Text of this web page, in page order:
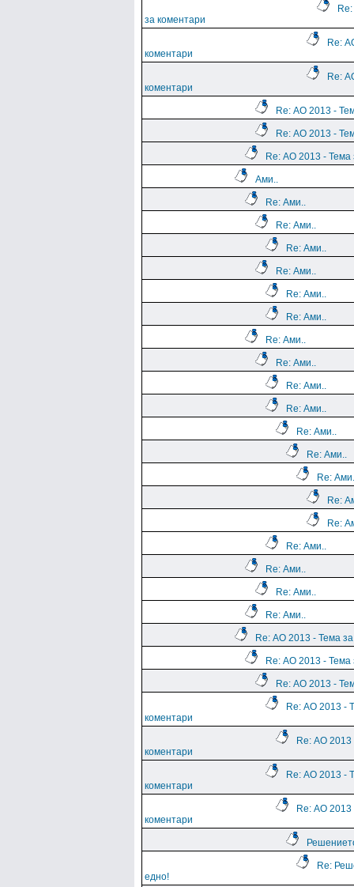
за коментари
Re:
коментари
Re:
коментари
Re: АО 2013 -
Re: АО 2013 -
Re: АО 2013 - Тема
Ами..
Re: Ами..
Re: Ами..
Re: Ами..
Re: Ами..
Re: Ами..
Re: Ами..
Re: Ами..
Re: Ами..
Re: Ами..
Re: Ами..
Re: Ами..
Re: Ами..
Re:
Re:
Re:
Re: Ами..
Re: Ами..
Re: Ами..
Re: Ами..
Re: АО 2013 - Тема
Re: АО 2013 - Тема
Re: АО 2013 -
Re: АО 2013 -
коментари
Re: АО 2013
коментари
Re: АО 2013 -
коментари
Re: АО 2013
коментари
Re:
едно!